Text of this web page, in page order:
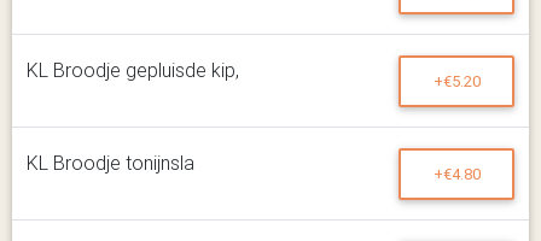
KL Broodje gepluisde kip, +€5.20
KL Broodje tonijnsla +€4.80